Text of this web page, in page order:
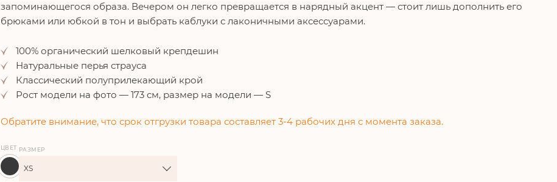
запоминающегося образа. Вечером он легко превращается в нарядный акцент — стоит лишь дополнить его
брюками или юбкой в тон и выбрать каблуки с лаконичными аксессуарами.
100% органический шелковый крепдешин
Натуральные перья страуса
Классический полуприлекающий крой
Рост модели на фото — 173 см, размер на модели — S
Обратите внимание, что срок отгрузки товара составляет 3-4 рабочих дня с момента заказа.
ЦВЕТ РАЗМЕР
XS